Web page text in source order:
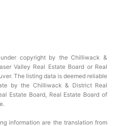
copyright by the Chilliwack &
Valley Real Estate Board or Real
The listing data is deemed reliable
by the Chilliwack & District Real
Estate Board, Real Estate Board of
information are the translation from